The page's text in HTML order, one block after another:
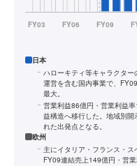
日本
ハローキティ等キャラクタ
運営を含む国内事業で、
最大。
営業利益86億円・営業利益
益構造へ移行した。地域別
れた出発点となる。
欧州
主にイタリア・フランス・ス
FY09連結売上149億円・営業